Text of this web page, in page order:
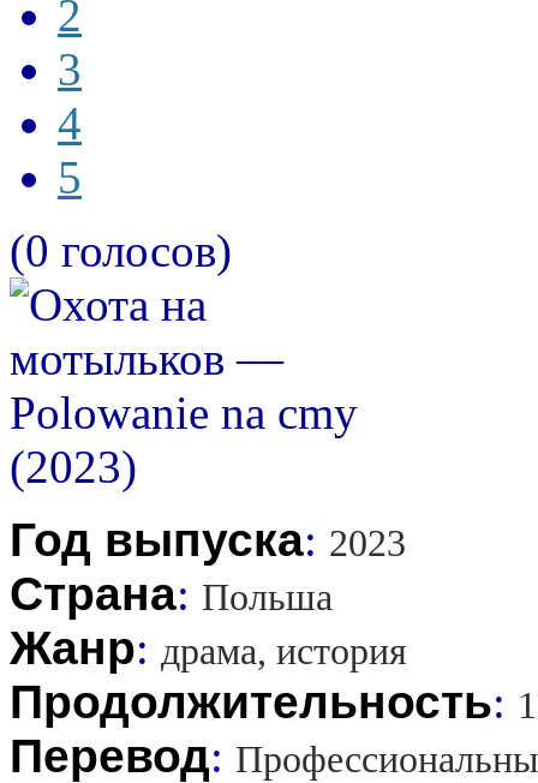
2
3
4
5
(0 голосов)
Год выпуска: 2023
Страна: Польша
Жанр: драма, история
Продолжительность:
Перевод: